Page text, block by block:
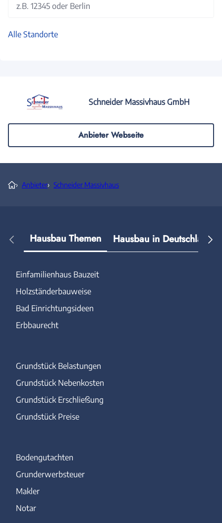
z.B. 12345 oder Berlin
Alle Standorte
Schneider Massivhaus GmbH
Anbieter Webseite
› Anbieter› Schneider Massivhaus
Hausbau Themen Hausbau in Deutschland
Einfamilienhaus Bauzeit
Holzständerbauweise
Bad Einrichtungsideen
Erbbaurecht
Grundstück Belastungen
Grundstück Nebenkosten
Grundstück Erschließung
Grundstück Preise
Bodengutachten
Grunderwerbsteuer
Makler
Notar